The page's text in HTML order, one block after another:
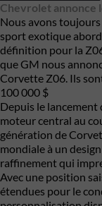
Chevrolet annonce
Nous avons
sport exotique
définition pour la
que GM nous
Corvette Z06. Ils
100 000 $
Depuis le
moteur central au
génération de
mondiale à un
raffinement qui
Avec une position
étendues pour le